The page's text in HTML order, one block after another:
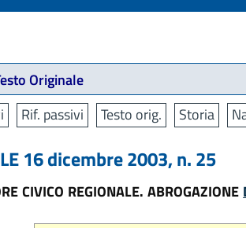
Originale
Rif. passivi Testo orig. Storia
16 dicembre 2003, n. 25
CIVICO REGIONALE. ABROGAZIONE